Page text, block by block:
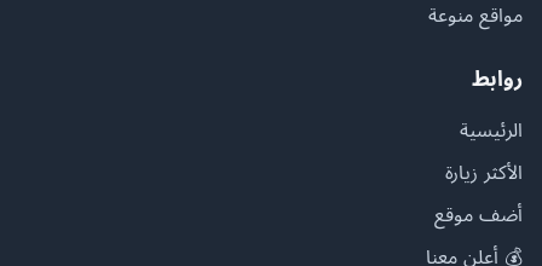
مواقع منوعة
روابط
الرئيسية
الأكثر زيارة
أضف موقع
💰 أعلن معنا